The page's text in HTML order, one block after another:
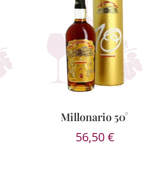
Millonario 50°
56,50€